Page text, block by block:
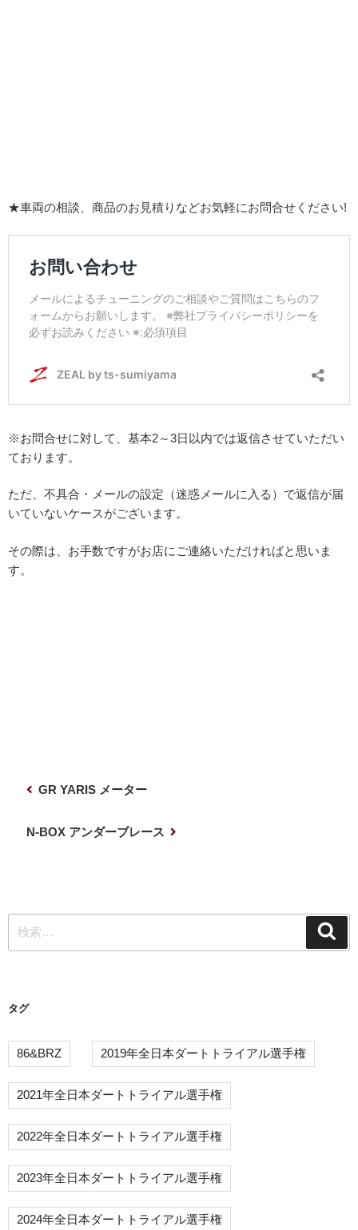
★車両の相談、商品のお見積りなどお気軽にお問合せください!
※お問合せに対して、基本2～3日以内では返信させていただい
ております。
ただ、不具合・メールの設定（迷惑メールに入る）で返信が届
いていないケースがございます。
その際は、お手数ですがお店にご連絡いただければと思いま
す。
シ
ョ
GR YARIS メーター
N-BOX アンダーブレース
索:
タグ
86&BRZ 2019年全日本ダートトライアル選手権
2021年全日本ダートトライアル選手権
2022年全日本ダートトライアル選手権
2023年全日本ダートトライアル選手権
2024年全日本ダートトライアル選手権